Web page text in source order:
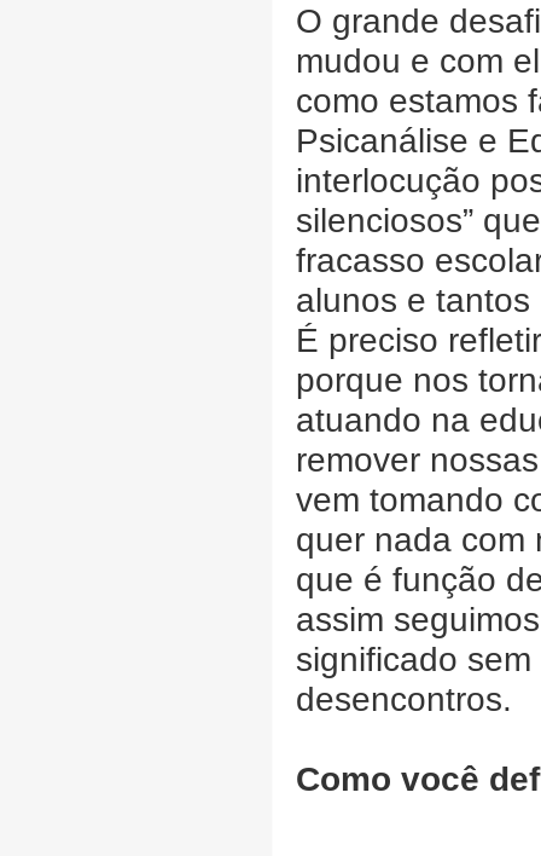
O grande
mudou e com
como estamos
Psicanálise e
interlocução
silenciosos”
fracasso
alunos e
É preciso
porque nos
atuando na
remover
vem tomando
quer nada com
que é função
assim
significado
desencontros.
Como você